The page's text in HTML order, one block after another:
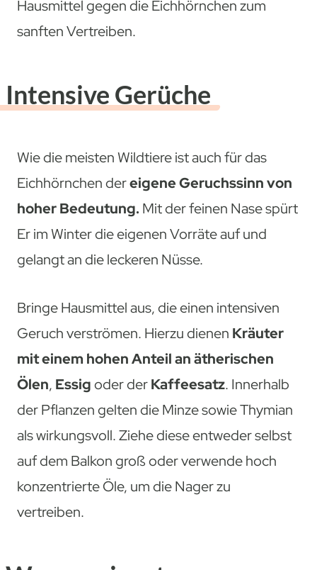
Hausmittel gegen die Eichhörnchen zum
sanften Vertreiben.
Intensive Gerüche
Wie die meisten Wildtiere ist auch für das
Eichhörnchen dereigene Geruchssinn von
hoher Bedeutung. Mit der feinen Nase spürt
Er im Winter die eigenen Vorräte auf und
gelangt an die leckeren Nüsse.
Bringe Hausmittel aus, die einen intensiven
Geruch verströmen. Hierzu dienen Kräuter
mit einem hohen Anteil an ätherischen
Ölen, Essigoder derKaffeesatz. Innerhalb
der Pflanzen gelten die Minze sowie Thymian
als wirkungsvoll. Ziehe diese entweder selbst
auf dem Balkon groß oder verwende hoch
konzentrierte Öle, um die Nager zu
vertreiben.